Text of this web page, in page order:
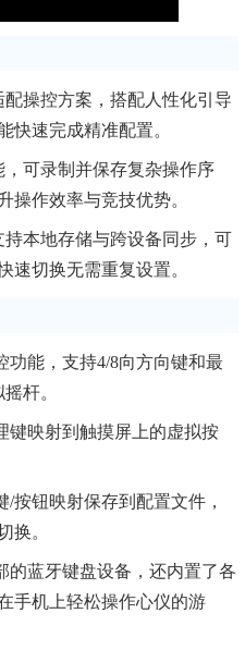
操控方案，搭配人性化引导
快速完成精准配置。
可录制并保存复杂操作序
操作效率与竞技优势。
本地存储与跨设备同步，可
速切换无需重复设置。
功能，支持4/8向方向键和最
杆。
键映射到触摸屏上的虚拟按
按钮映射保存到配置文件，
换。
的蓝牙键盘设备，还内置了各
手机上轻松操作心仪的游